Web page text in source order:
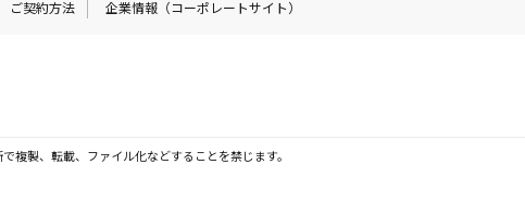
ご契約方法 企業情報（コーポレートサイト）
複製、転載、ファイル化などすることを禁じます。